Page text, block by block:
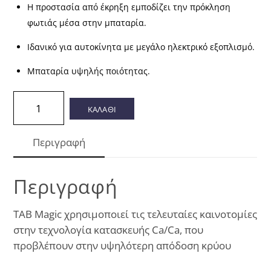
Η προστασία από έκρηξη εμποδίζει την πρόκληση
φωτιάς μέσα στην μπαταρία.
Ιδανικό για αυτοκίνητα με μεγάλο ηλεκτρικό εξοπλισμό.
Μπαταρία υψηλής ποιότητας.
Magic
720(EN)
ποσότητα
ΚΑΛΑΘΙ
Περιγραφή
Περιγραφή
TAB Magic χρησιμοποιεί τις τελευταίες καινοτομίες
στην τεχνολογία κατασκευής Ca/Ca, που
προβλέπουν στην υψηλότερη απόδοση κρύου